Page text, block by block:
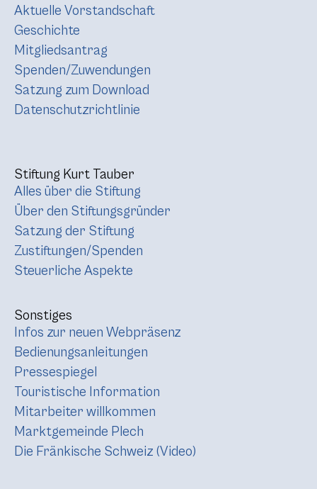
Aktuelle Vorstandschaft
Geschichte
Mitgliedsantrag
Spenden/Zuwendungen
Satzung zum Download
Datenschutzrichtlinie
Stiftung Kurt Tauber
Alles über die Stiftung
Über den Stiftungsgründer
Satzung der Stiftung
Zustiftungen/Spenden
Steuerliche Aspekte
Sonstiges
Infos zur neuen Webpräsenz
Bedienungsanleitungen
Pressespiegel
Touristische Information
Mitarbeiter willkommen
Marktgemeinde Plech
Die Fränkische Schweiz (Video)